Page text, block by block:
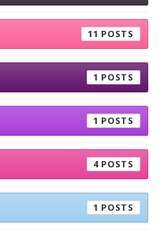
11
1
1
4
1